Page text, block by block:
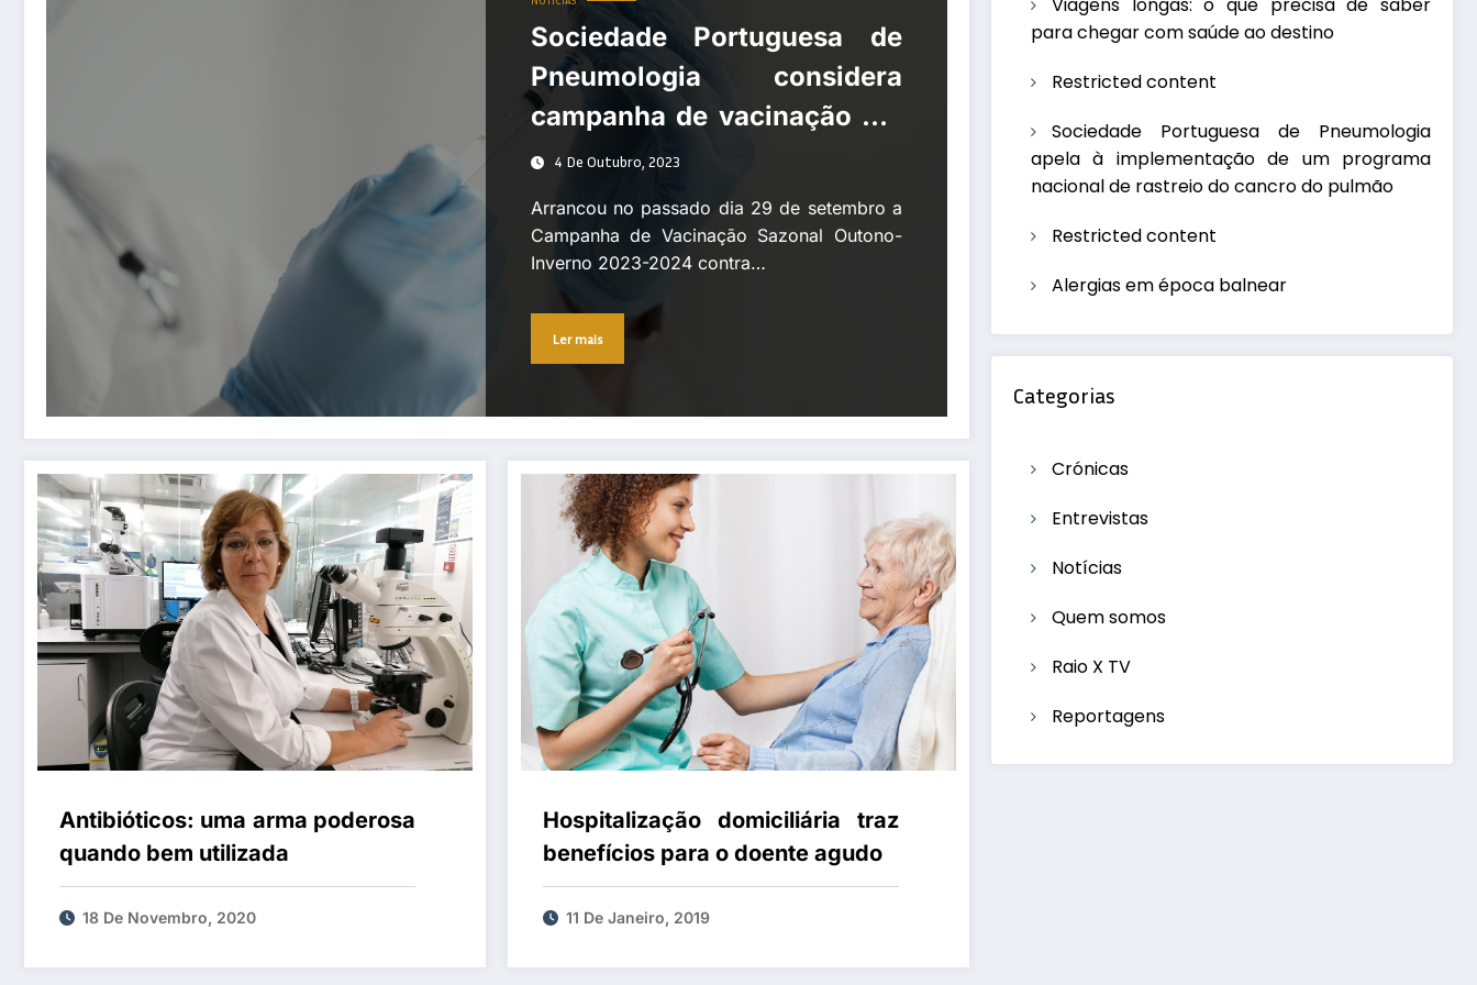
Sociedade Portuguesa de
Pneumologia considera
campanha de vacinação um
momento fundamental para
a Saúde Pública
4 De Outubro, 2023
Arrancou no passado dia 29 de setembro a
Campanha de Vacinação Sazonal Outono-
Inverno 2023-2024 contra…
Ler mais
Antibióticos: uma arma poderosa
quando bem utilizada
18 De Novembro, 2020
Hospitalização domiciliária traz
benefícios para o doente agudo
11 De Janeiro, 2019
Viagens longas: o que precisa de saber
para chegar com saúde ao destino
Restricted content
Sociedade Portuguesa de Pneumologia
apela à implementação de um programa
nacional de rastreio do cancro do pulmão
Restricted content
Alergias em época balnear
Categorias
Crónicas
Entrevistas
Notícias
Quem somos
Raio X TV
Reportagens